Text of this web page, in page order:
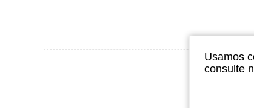
Ver
Usamos
consulte